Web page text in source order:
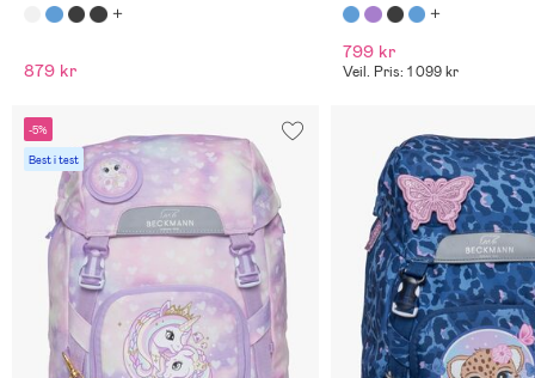
879 kr
799 kr
Veil. Pris: 1 099 kr
-5%
Best i test